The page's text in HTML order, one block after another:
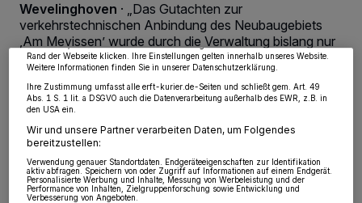
Wevelinghoven · „Das Gutachten zur
verkehrstechnischen Anbindung des Neubaugebiets
,Am Mevissen’ wurde durch die Verwaltung bislang nur
den Fraktionsvorsitzenden sowie den übergeordneten
Straßenbaulastträgern zur Verfügung gestellt. Da es
nun allerdings ohne Zutun der Verwaltung auch Teilen
der Medien und einer Bürger-Initiative vorliegt, habe ich
mich entschlossen, es allgemein zugänglich zu machen
- das ist gegenüber denjenigen, die daran interessiert
sind, es aber noch nicht ,gefunden’ haben, nur fair“,
erklärt Bürgermeister Klaus Krützen.
Zwecke. Wenn Tracker deaktiviert sind, sind manche Inhalte und Anzeigen
möglicherweise nicht mehr so relevant für Sie. Sie können dieses Menü jederzeit
wieder aufrufen, um Ihre Einstellungen zu ändern oder Ihre Einwilligung zu
widerrufen, indem Sie auf den Link Einstellungen oder Ablehnen am unteren
Rand der Webseite klicken. Ihre Einstellungen gelten innerhalb unseres Website.
Weitere Informationen finden Sie in unserer Datenschutzerklärung.
Ihre Zustimmung umfasst alle erft-kurier.de-Seiten und schließt gem. Art. 49
Abs. 1 S. 1 lit. a DSGVO auch die Datenverarbeitung außerhalb des EWR, z.B. in
den USA ein.
Wir und unsere Partner verarbeiten Daten, um Folgendes
bereitzustellen:
Verwendung genauer Standortdaten. Endgeräteeigenschaften zur Identifikation
aktiv abfragen. Speichern von oder Zugriff auf Informationen auf einem Endgerät.
Personalisierte Werbung und Inhalte, Messung von Werbeleistung und der
Performance von Inhalten, Zielgruppenforschung sowie Entwicklung und
Verbesserung von Angeboten.